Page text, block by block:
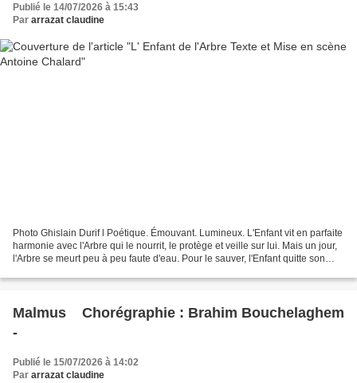
Publié le 14/07/2026 à 15:43
Par arrazat claudine
Photo Ghislain Durif l Poétique. Émouvant. Lumineux. L'Enfant vit en parfaite
harmonie avec l'Arbre qui le nourrit, le protège et veille sur lui. Mais un jour,
l'Arbre se meurt peu à peu faute d'eau. Pour le sauver, l'Enfant quitte son
Malmus Chorégraphie : Brahim Bouchelaghem
-
Publié le 15/07/2026 à 14:02
Par arrazat claudine